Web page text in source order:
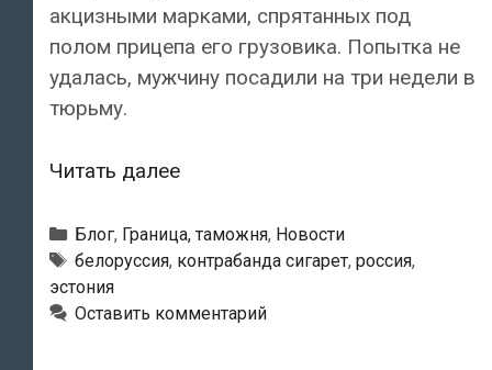
акцизными марками, спрятанных под
полом прицепа его грузовика. Попытка не
удалась, мужчину посадили на три недели в
тюрьму.
Читать далееГражданина
посадили
в
на
Рубрики
Блог, Граница, таможня, Новости
Метки
белоруссия, контрабанда сигарет, россия,
эстония
Оставить комментарий